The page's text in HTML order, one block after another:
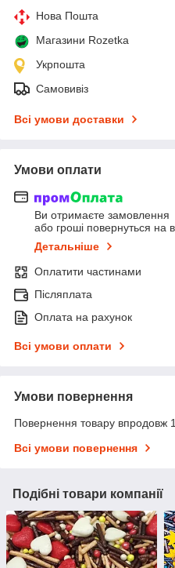
Нова Пошта
Магазини Rozetka
Укрпошта
Самовивіз
Всі умови доставки
Умови оплати
Ви отримаєте замовлення
або гроші повернуться на
Детальніше
Оплатити частинами
Післяплата
Оплата на рахунок
Всі умови оплати
Умови повернення
Повернення товару впродовж
Всі умови повернення
Подібні товари компанії